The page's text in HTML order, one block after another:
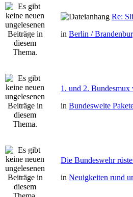
Re:
in Berlin /
1. und 2.
in Bundesweite
Die Bundeswehr
in Neuigkeiten rund